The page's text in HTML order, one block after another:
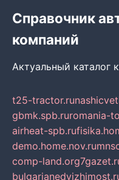
Справочник
компаний
Актуальный каталог
t25-tractor.ru
gbmk.spb.ruromania-
airheat-spb.ru
demo.home.nov.ru
comp-land.org